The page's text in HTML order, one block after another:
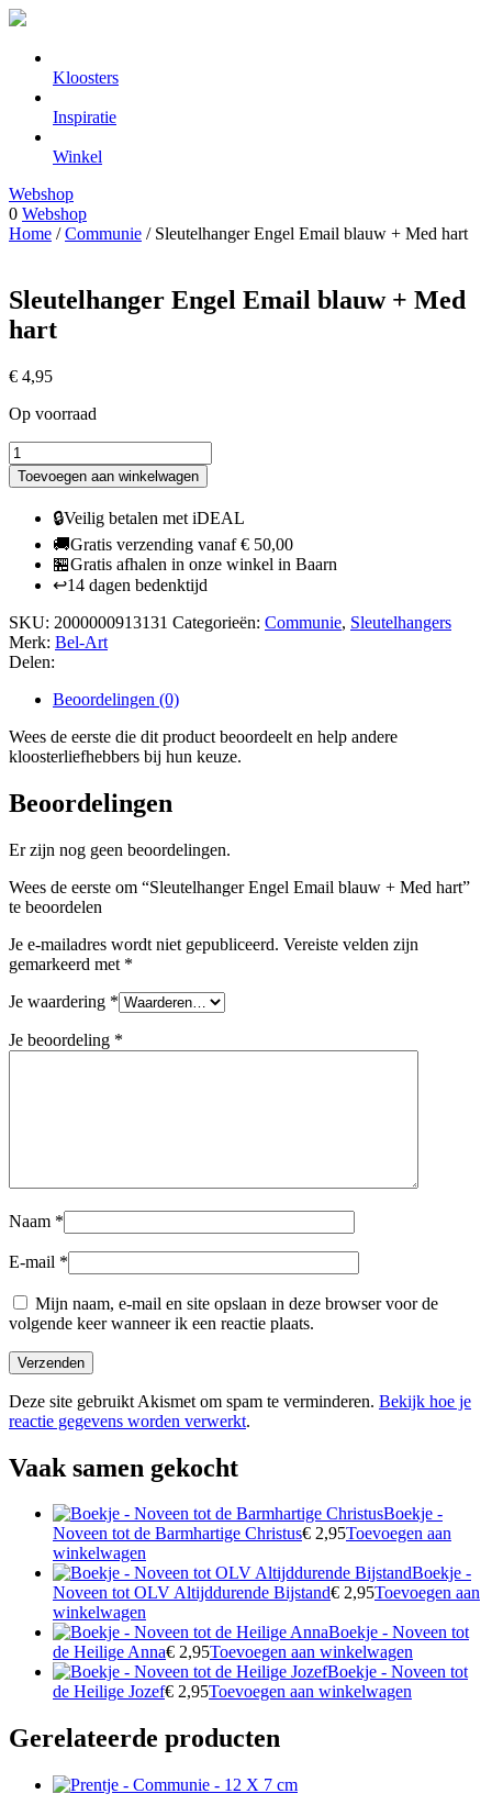
Kloosters
Inspiratie
Winkel
Webshop
0 Webshop
Home /Communie / Sleutelhanger Engel Email blauw + Med hart
Sleutelhanger Engel Email blauw + Med
hart
€ 4,95
Op voorraad
Sleutelhanger
Engel
Email
Med
aantal
Toevoegen aan winkelwagen
🔒Veilig betalen met iDEAL
🚚Gratis verzending vanaf € 50,00
🏪Gratis afhalen in onze winkel in Baarn
↩️14 dagen bedenktijd
SKU: 2000000913131 Categorieën: Communie, Sleutelhangers
Merk: Bel-Art
Delen:
Beoordelingen (0)
Wees de eerste die dit product beoordeelt en help andere
kloosterliefhebbers bij hun keuze.
Beoordelingen
Er zijn nog geen beoordelingen.
Wees de eerste om “Sleutelhanger Engel Email blauw + Med hart”
te beoordelen
Je e-mailadres wordt niet gepubliceerd. Vereiste velden zijn
gemarkeerd met *
Je waardering *
Je beoordeling *
Naam *
E-mail *
Mijn naam, e-mail en site opslaan in deze browser voor de
volgende keer wanneer ik een reactie plaats.
Deze site gebruikt Akismet om spam te verminderen. Bekijk hoe je
reactie gegevens worden verwerkt.
Vaak samen gekocht
Boekje -
Noveen tot de Barmhartige Christus€ 2,95Toevoegen aan
winkelwagen
Boekje -
Noveen tot OLV Altijddurende Bijstand€ 2,95Toevoegen aan
winkelwagen
Boekje - Noveen tot
de Heilige Anna€ 2,95Toevoegen aan winkelwagen
Boekje - Noveen tot
de Heilige Jozef€ 2,95Toevoegen aan winkelwagen
Gerelateerde producten